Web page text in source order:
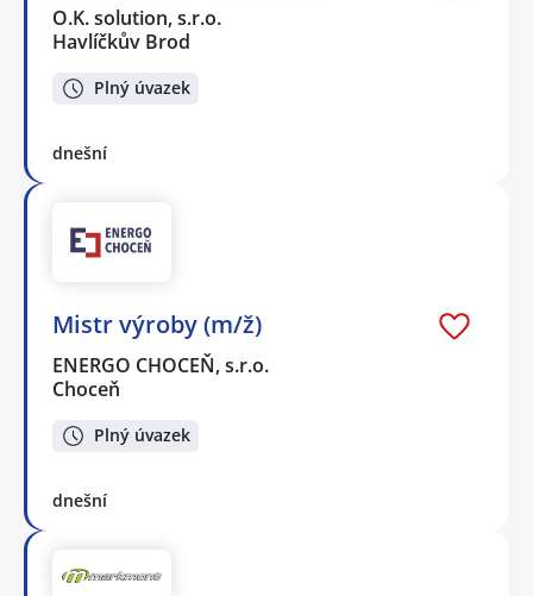
O.K. solution, s.r.o.
Havlíčkův Brod
Plný úvazek
dnešní
Mistr výroby (m/ž)
ENERGO CHOCEŇ, s.r.o.
Choceň
Plný úvazek
dnešní